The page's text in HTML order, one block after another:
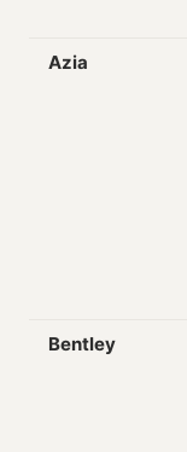
Azia
Bentley